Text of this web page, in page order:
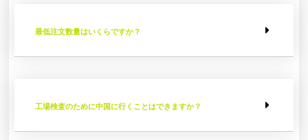
最低注文数量はいくらですか？
工場検査のために中国に行くことはできますか？